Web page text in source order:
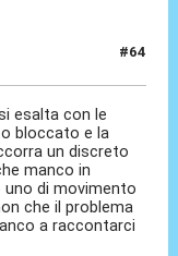
#64
esalta con le
bloccato e la
un discreto
manco in
uno di movimento
che il problema
a raccontarci